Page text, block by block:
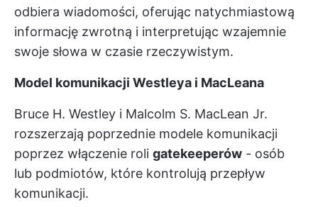
odbiera wiadomości, oferując natychmiastową
informację zwrotną i interpretując wzajemnie
swoje słowa w czasie rzeczywistym.
Model komunikacji Westleya i MacLeana
Bruce H. Westley i Malcolm S. MacLean Jr.
rozszerzają poprzednie modele komunikacji
poprzez włączenie roli gatekeeperów - osób
lub podmiotów, które kontrolują przepływ
komunikacji.